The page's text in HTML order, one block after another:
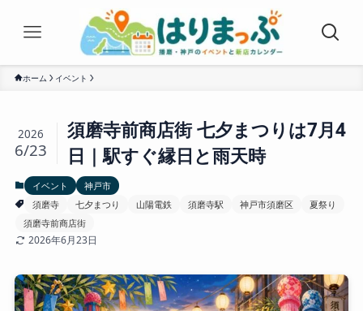
ホーム イベント
須磨寺前商店街 七夕まつりは7月4
日｜駅すぐ縁日と雨天時
2026
6/23
イベント
神戸市
須磨寺
七夕まつり 山陽電鉄 須磨寺駅 神戸市須磨区
夏祭り
須磨寺前商店街
2026年6月23日